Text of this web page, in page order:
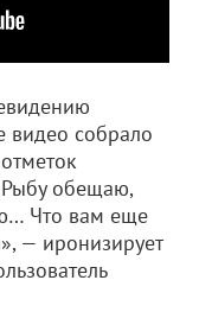
видео собрало
обещаю,
Что вам еще
— иронизирует